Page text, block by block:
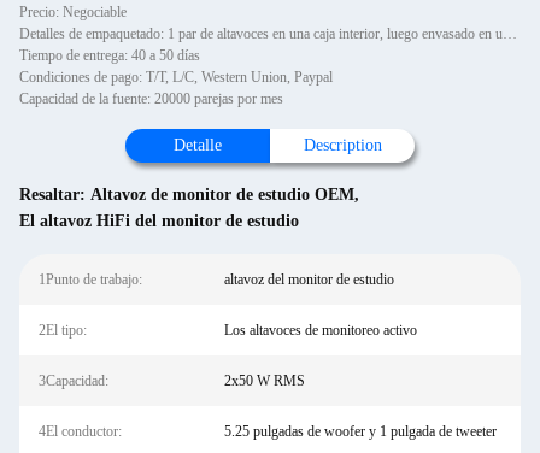
Precio: Negociable
Detalles de empaquetado: 1 par de altavoces en una caja interior, luego envasado en una caja.
Tiempo de entrega: 40 a 50 días
Condiciones de pago: T/T, L/C, Western Union, Paypal
Capacidad de la fuente: 20000 parejas por mes
Detalle Description
Resaltar: Altavoz de monitor de estudio OEM,
El altavoz HiFi del monitor de estudio
1Punto de trabajo: altavoz del monitor de estudio
2El tipo: Los altavoces de monitoreo activo
3Capacidad: 2x50 W RMS
4El conductor: 5.25 pulgadas de woofer y 1 pulgada de tweeter